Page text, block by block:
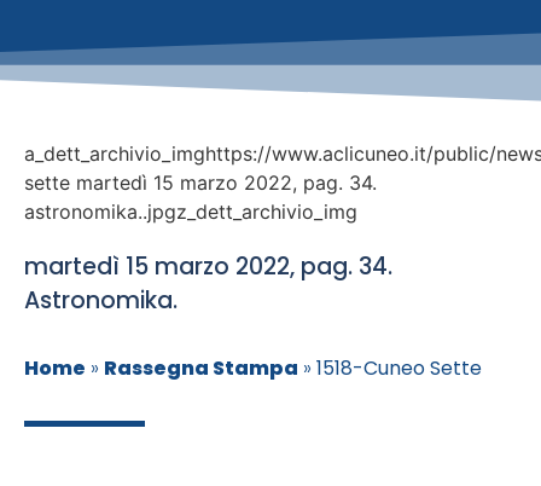
a_dett_archivio_imghttps://www.aclicuneo.it/public/
sette martedì 15 marzo 2022, pag. 34.
astronomika..jpgz_dett_archivio_img
martedì 15 marzo 2022, pag. 34.
Astronomika.
Home » Rassegna Stampa » 1518-Cuneo Sette